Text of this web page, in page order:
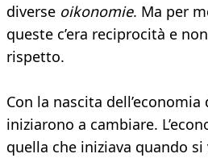
diverse oikonomie. Ma per
queste c’era reciprocità e
rispetto.
Con la nascita
iniziarono a cambiare.
quella che iniziava quando si